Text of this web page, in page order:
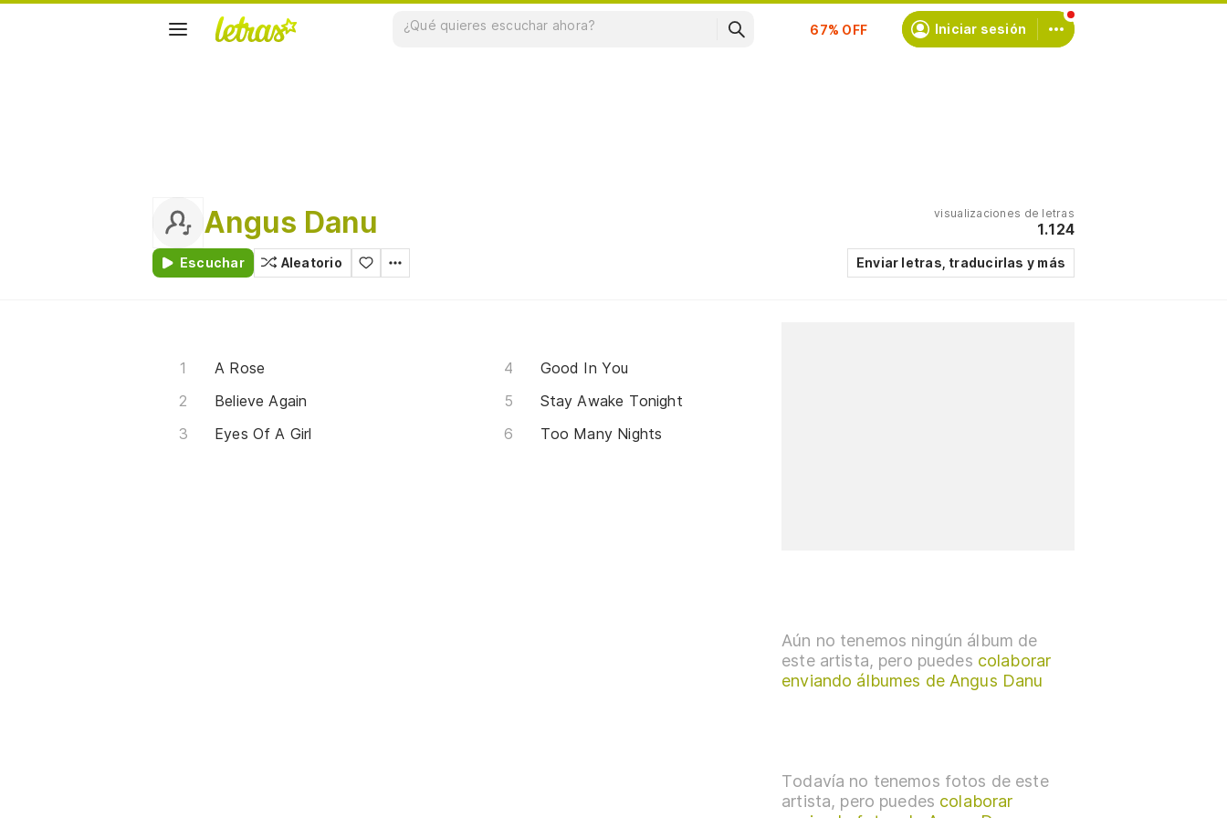
Suscríbete Iniciar sesión
Angus Danu
Escuchar Aleatorio
visualizaciones de letras
1.124
Enviar letras, traducirlas y más
A Rose
Believe Again
Eyes Of A Girl
Good In You
Stay Awake Tonight
Too Many Nights
Aún no tenemos ningún álbum de
este artista, pero puedes colaborar
enviando álbumes de Angus Danu
Todavía no tenemos fotos de este
artista, pero puedes colaborar